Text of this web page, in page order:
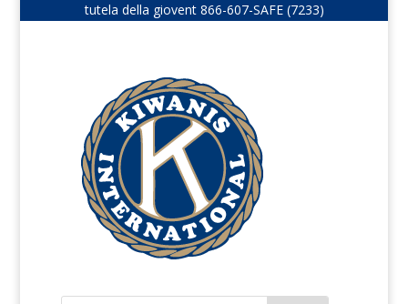
tutela della giovent 866-607-SAFE (7233)